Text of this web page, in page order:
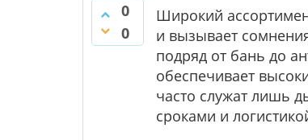
0
0
Широкий
и вызывает
подряд от бань до
обеспечивает
часто служат лишь
сроками и